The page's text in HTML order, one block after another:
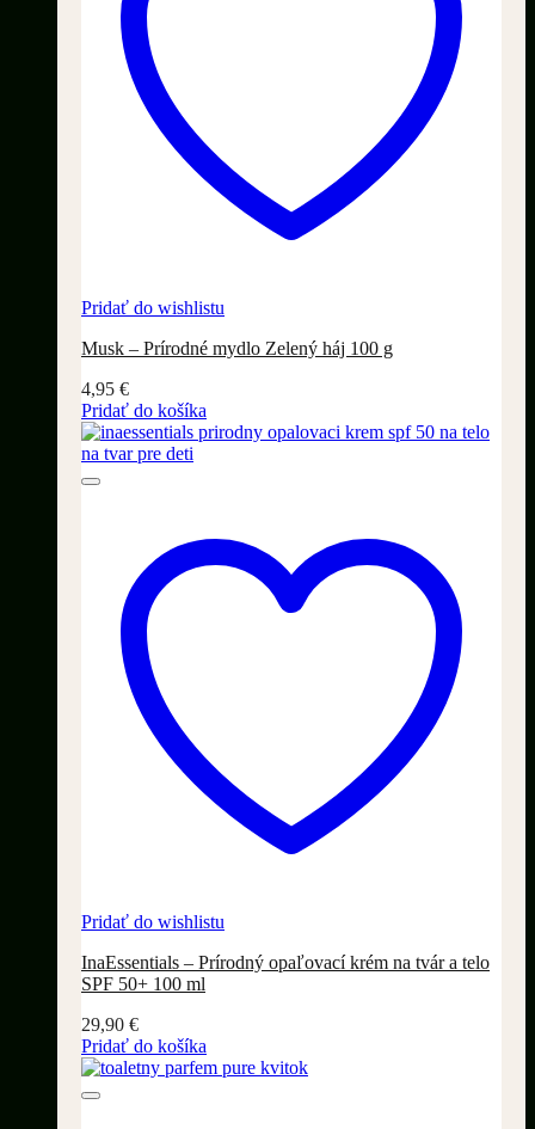
Pridať do wishlistu
Musk – Prírodné mydlo Zelený háj 100 g
4,95 €
Pridať do košíka
Pridať do wishlistu
InaEssentials – Prírodný opaľovací krém na tvár a telo
SPF 50+ 100 ml
29,90 €
Pridať do košíka